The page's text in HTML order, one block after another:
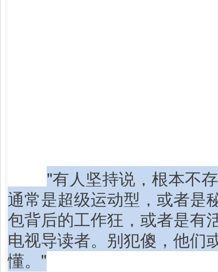
"有人坚持说，根本不
通常是超级运动型，或者是
包背后的工作狂，或者是有
电视导读者。别犯傻，他们
懂。"